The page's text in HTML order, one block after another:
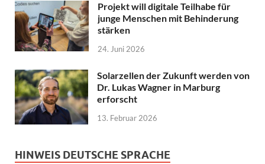
Projekt will digitale Teilhabe für
junge Menschen mit Behinderung
stärken
24. Juni 2026
Solarzellen der Zukunft werden von
Dr. Lukas Wagner in Marburg
erforscht
13. Februar 2026
HINWEIS DEUTSCHE SPRACHE